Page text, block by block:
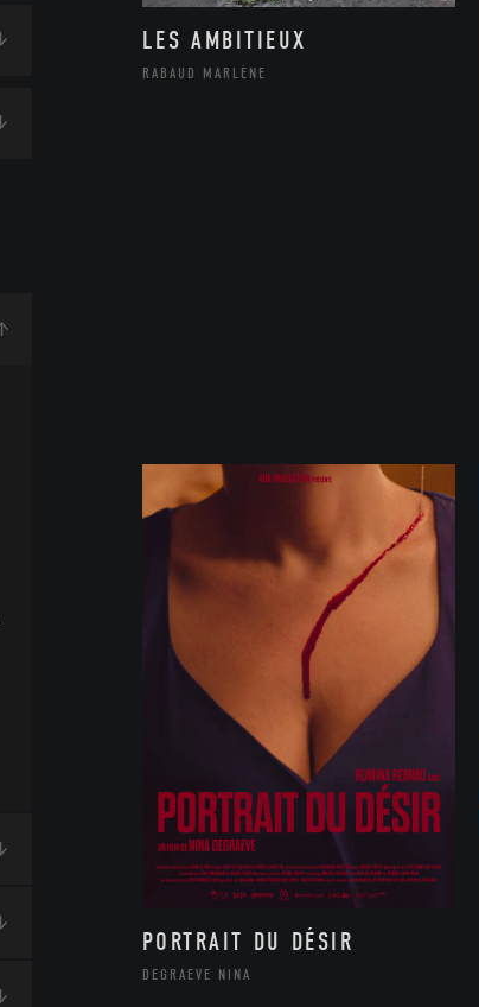
LES AMBITIEUX
RABAUD MARLÈNE
PORTRAIT DU DÉSIR
DEGRAEVE NINA